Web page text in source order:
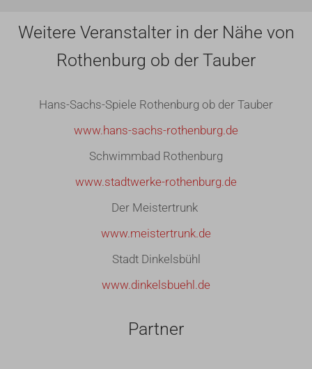
Weitere Veranstalter in der Nähe von
Rothenburg ob der Tauber
Hans-Sachs-Spiele Rothenburg ob der Tauber
www.hans-sachs-rothenburg.de
Schwimmbad Rothenburg
www.stadtwerke-rothenburg.de
Der Meistertrunk
www.meistertrunk.de
Stadt Dinkelsbühl
www.dinkelsbuehl.de
Partner